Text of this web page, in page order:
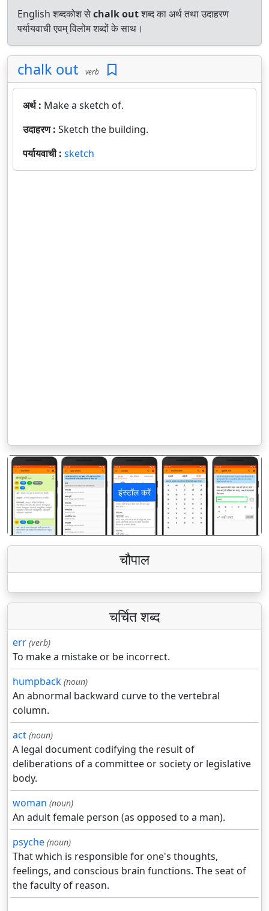
English शब्दकोश सेchalk outशब्द का अर्थ तथा उदाहरण
पर्यायवाची एवम् विलोम शब्दों के साथ।
chalk out verb
अर्थ : Make a sketch of.
उदाहरण : Sketch the building.
पर्यायवाची : sketch
इंस्टॉल करें
पिछला अगला
चौपाल
चर्चित शब्द
err (verb)
To make a mistake or be incorrect.
humpback (noun)
An abnormal backward curve to the vertebral
column.
act (noun)
A legal document codifying the result of
deliberations of a committee or society or legislative
body.
woman (noun)
An adult female person (as opposed to a man).
psyche (noun)
That which is responsible for one's thoughts,
feelings, and conscious brain functions. The seat of
the faculty of reason.